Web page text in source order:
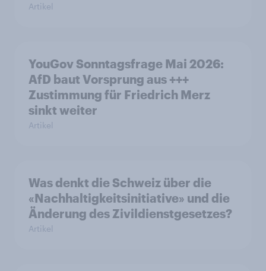
Artikel
YouGov Sonntagsfrage Mai 2026:
AfD baut Vorsprung aus +++
Zustimmung für Friedrich Merz
sinkt weiter
Artikel
Was denkt die Schweiz über die
«Nachhaltigkeitsinitiative» und die
Änderung des Zivildienstgesetzes?
Artikel